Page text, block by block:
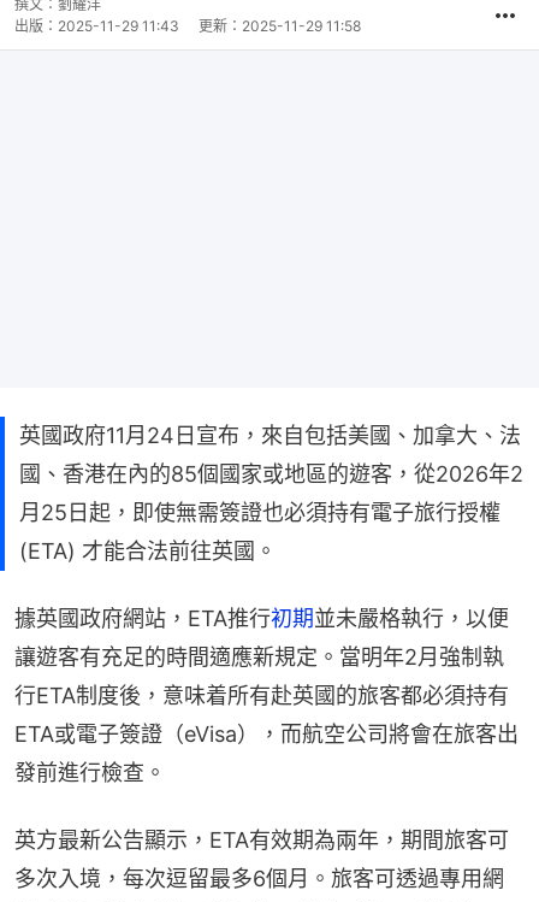
撰文： 劉耀洋
出版： 2025-11-29 11:43 更新： 2025-11-29 11:58
英國政府11月24日宣布，來自包括美國、加拿大、法
國、香港在內的85個國家或地區的遊客，從2026年2
月25日起，即使無需簽證也必須持有電子旅行授權
(ETA) 才能合法前往英國。
據英國政府網站，ETA推行初期並未嚴格執行，以便
讓遊客有充足的時間適應新規定。當明年2月強制執
行ETA制度後，意味着所有赴英國的旅客都必須持有
ETA或電子簽證（eVisa），而航空公司將會在旅客出
發前進行檢查。
英方最新公告顯示，ETA有效期為兩年，期間旅客可
多次入境，每次逗留最多6個月。旅客可透過專用網